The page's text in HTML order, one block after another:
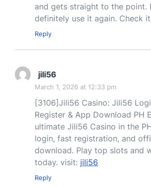
and gets straight to the point.
definitely use it again. Check
Reply
jili56
March 1, 2026 at 12:33 pm
[3106]Jili56 Casino: Jili56
Register & App Download PH
ultimate Jili56 Casino in the
login, fast registration, and
download. Play top slots and
today. visit: jili56
Reply